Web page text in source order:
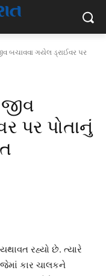
બચાવવા ગયેલ ડ્રાઈવર પર
પર પોતાનું
રહ્યો છે. ત્યારે
કાર ચાલકને